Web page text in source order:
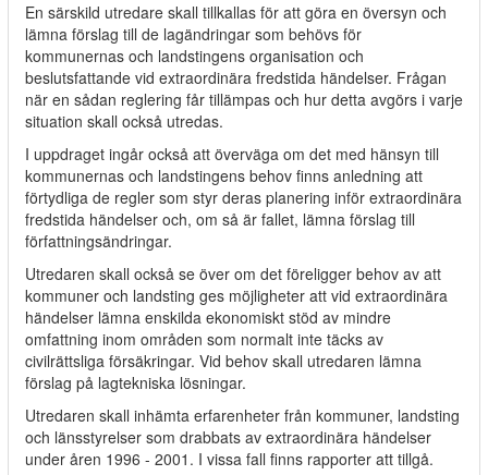
En särskild utredare skall tillkallas för att göra en översyn och
lämna förslag till de lagändringar som behövs för
kommunernas och landstingens organisation och
beslutsfattande vid extraordinära fredstida händelser. Frågan
när en sådan reglering får tillämpas och hur detta avgörs i varje
situation skall också utredas.
I uppdraget ingår också att överväga om det med hänsyn till
kommunernas och landstingens behov finns anledning att
förtydliga de regler som styr deras planering inför extraordinära
fredstida händelser och, om så är fallet, lämna förslag till
författningsändringar.
Utredaren skall också se över om det föreligger behov av att
kommuner och landsting ges möjligheter att vid extraordinära
händelser lämna enskilda ekonomiskt stöd av mindre
omfattning inom områden som normalt inte täcks av
civilrättsliga försäkringar. Vid behov skall utredaren lämna
förslag på lagtekniska lösningar.
Utredaren skall inhämta erfarenheter från kommuner, landsting
och länsstyrelser som drabbats av extraordinära händelser
under åren 1996 - 2001. I vissa fall finns rapporter att tillgå.